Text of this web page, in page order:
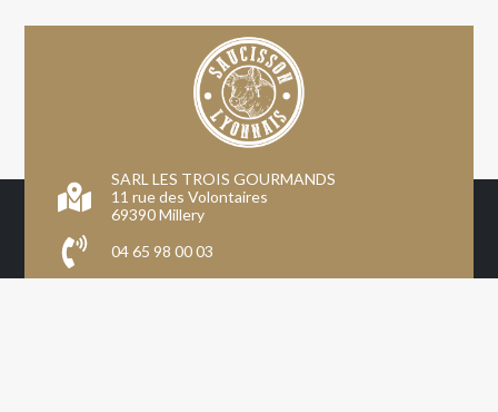
SARL LES TROIS GOURMANDS
11 rue des Volontaires
69390 Millery
04 65 98 00 03